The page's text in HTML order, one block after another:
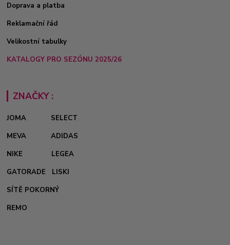
Doprava a platba
Reklamační řád
Velikostní tabulky
KATALOGY PRO SEZÓNU 2025/26
ZNAČKY :
JOMA
SELECT
MEVA
ADIDAS
NIKE
LEGEA
GATORADE
LISKI
SÍTĚ POKORNÝ
REMO